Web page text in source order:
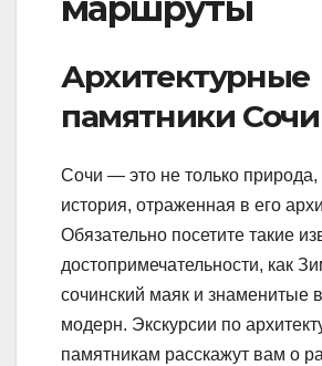
Архитектурные
памятники Сочи
Сочи — это не только природа,
история, отраженная в его
Обязательно посетите такие
достопримечательности, как
сочинский маяк и знаменитые
модерн. Экскурсии по
памятникам расскажут вам о